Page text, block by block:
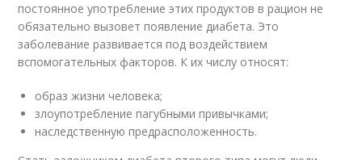
постоянное употребление этих продуктов в рацион не
обязательно вызовет появление диабета. Это
заболевание развивается под воздействием
вспомогательных факторов. К их числу относят:
образ жизни человека;
злоупотребление пагубными привычками;
наследственную предрасположенность.